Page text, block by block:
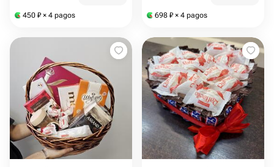
450 ₽ × 4 pagos 698 ₽ × 4 pagos